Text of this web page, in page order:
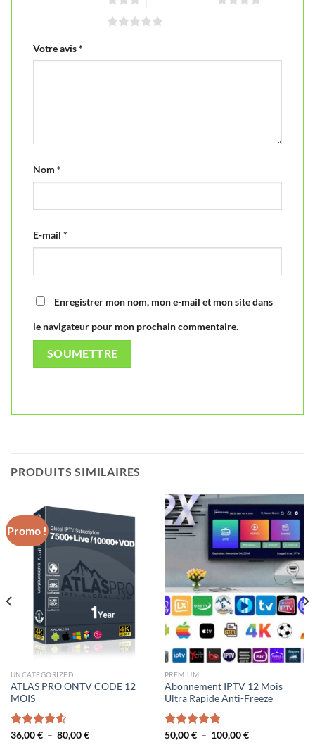
Votre avis*
Nom *
E-mail *
Enregistrer mon nom, mon e-mail et mon site dans
le navigateur pour mon prochain commentaire.
PRODUITS SIMILAIRES
Promo !
UNCATEGORIZED
ATLAS PRO ONTV CODE 12
MOIS
Note4.50
36,00€ – 80,00€Plage
PREMIUM
Abonnement IPTV 12 Mois
Ultra Rapide Anti-Freeze
Note5.00
50,00€ – 100,00€Plage